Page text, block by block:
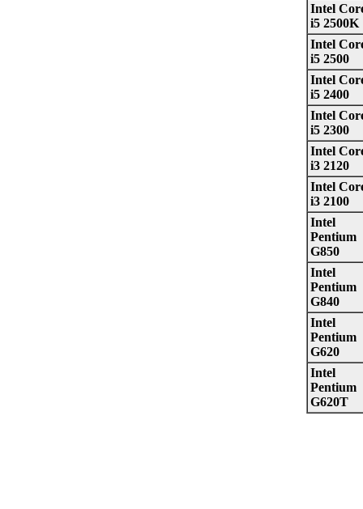
Intel
i5 2500K
Intel
i5 2500
Intel
i5 2400
Intel
i5 2300
Intel
i3 2120
Intel
i3 2100
Intel
Pentium
G850
Intel
Pentium
G840
Intel
Pentium
G620
Intel
Pentium
G620T